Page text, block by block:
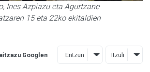
Ines Azpiazu eta Agurtzane
15 eta 22ko ekitaldien
Googlen Entzun Itzuli